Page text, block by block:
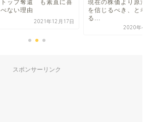
トップ奪還 も素直に喜
べない理由
2021年12月17日
現在の株価より原油
を信じるべき、と考
る...
2020年4
スポンサーリンク